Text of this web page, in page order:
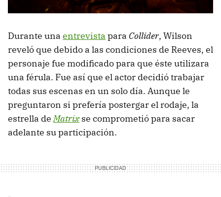
Durante una entrevista para Collider, Wilson
reveló que debido a las condiciones de Reeves, el
personaje fue modificado para que éste utilizara
una férula. Fue así que el actor decidió trabajar
todas sus escenas en un solo día. Aunque le
preguntaron si prefería postergar el rodaje, la
estrella deMatrix se comprometió para sacar
adelante su participación.